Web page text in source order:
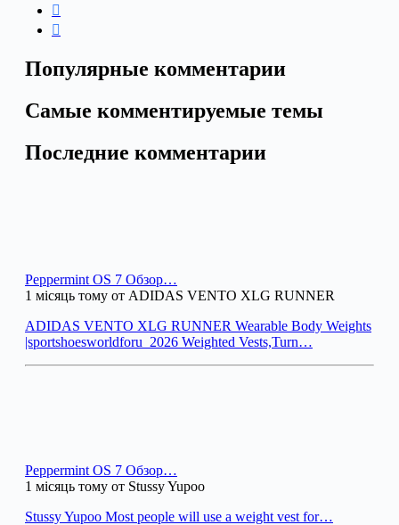
Популярные комментарии
Самые комментируемые темы
Последние комментарии
Peppermint OS 7 Обзор…
1 місяць тому от ADIDAS VENTO XLG RUNNER
ADIDAS VENTO XLG RUNNER Wearable Body Weights
|sportshoesworldforu_2026 Weighted Vests,Turn…
Peppermint OS 7 Обзор…
1 місяць тому от Stussy Yupoo
Stussy Yupoo Most people will use a weight vest for…